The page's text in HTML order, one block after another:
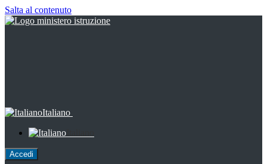
Salta al contenuto
Italiano
Accedi